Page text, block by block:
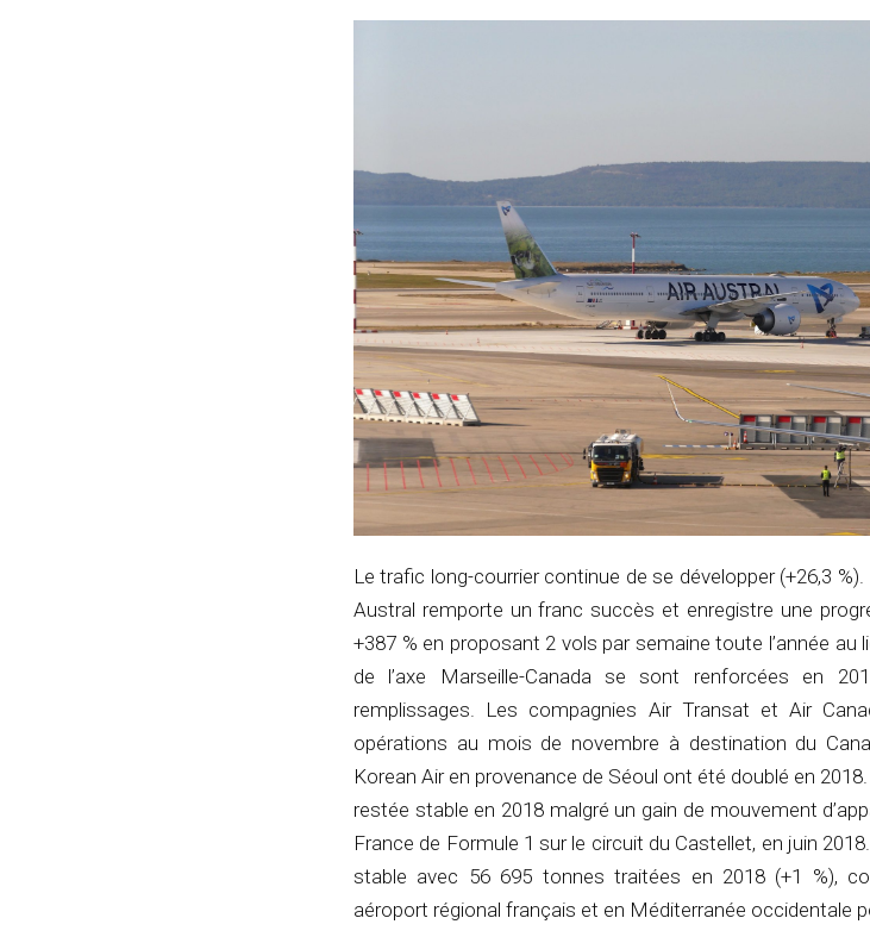
Le trafic long-courrier continue de se développer (+26,3
Austral remporte un franc succès et enregistre une
+387 % en proposant 2 vols par semaine toute l’année au
de l’axe Marseille-Canada se sont renforcées en
remplissages. Les compagnies Air Transat et Air
opérations au mois de novembre à destination du
Korean Air en provenance de Séoul ont été doublé en
restée stable en 2018 malgré un gain de mouvement
France de Formule 1 sur le circuit du Castellet, en juin
stable avec 56 695 tonnes traitées en 2018 (+1 %),
aéroport régional français et en Méditerranée occidentale